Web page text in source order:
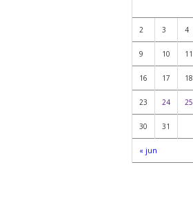
« jun
2 3 4
9 10 11
16 17 18
23 24 25
30 31